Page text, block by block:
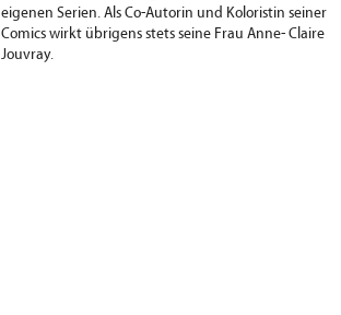
eigenen Serien. Als Co-Autorin und Koloristin seiner
Comics wirkt übrigens stets seine Frau Anne- Claire
Jouvray.